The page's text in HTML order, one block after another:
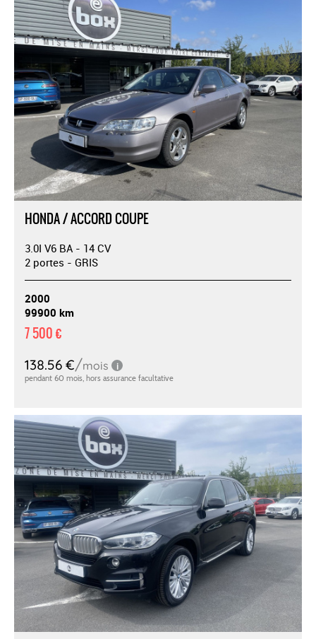
HONDA / ACCORD COUPE
3.0I V6 BA - 14 CV
2 portes - GRIS
2000
99900 km
7 500 €